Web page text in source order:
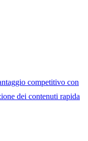
competitivo con
dei contenuti rapida